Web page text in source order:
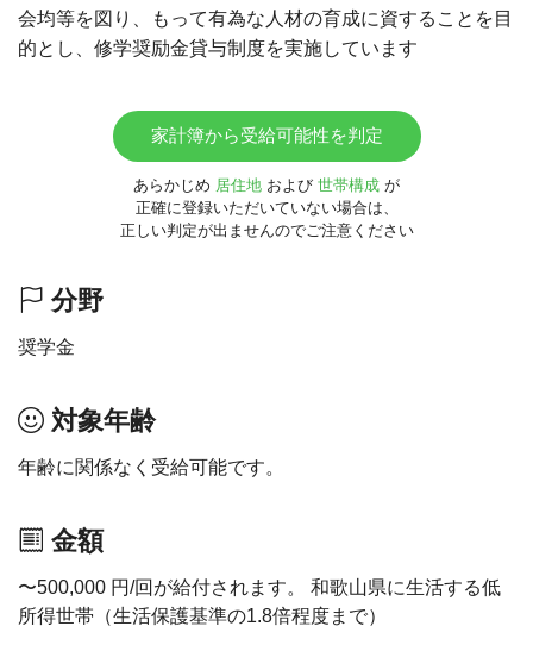
会均等を図り、もって有為な人材の育成に資することを目
的とし、修学奨励金貸与制度を実施しています
家計簿から受給可能性を判定
あらかじめ 居住地 および 世帯構成 が
正確に登録いただいていない場合は、
正しい判定が出ませんのでご注意ください
分野
奨学金
対象年齢
年齢に関係なく受給可能です。
金額
〜500,000 円/回が給付されます。 和歌山県に生活する低
所得世帯（生活保護基準の1.8倍程度まで）